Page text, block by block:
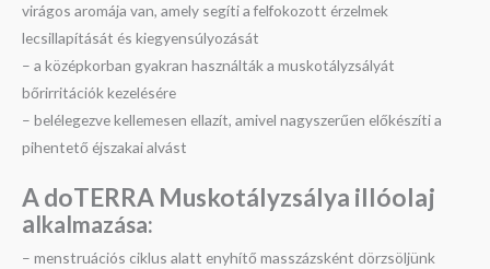
virágos aromája van, amely segíti a felfokozott érzelmek
lecsillapítását és kiegyensúlyozását
– a középkorban gyakran használták a muskotályzsályát
bőrirritációk kezelésére
– belélegezve kellemesen ellazít, amivel nagyszerűen előkészíti a
pihentető éjszakai alvást
A doTERRA Muskotályzsálya illóolaj
alkalmazása:
– menstruációs ciklus alatt enyhítő masszázsként dörzsöljünk